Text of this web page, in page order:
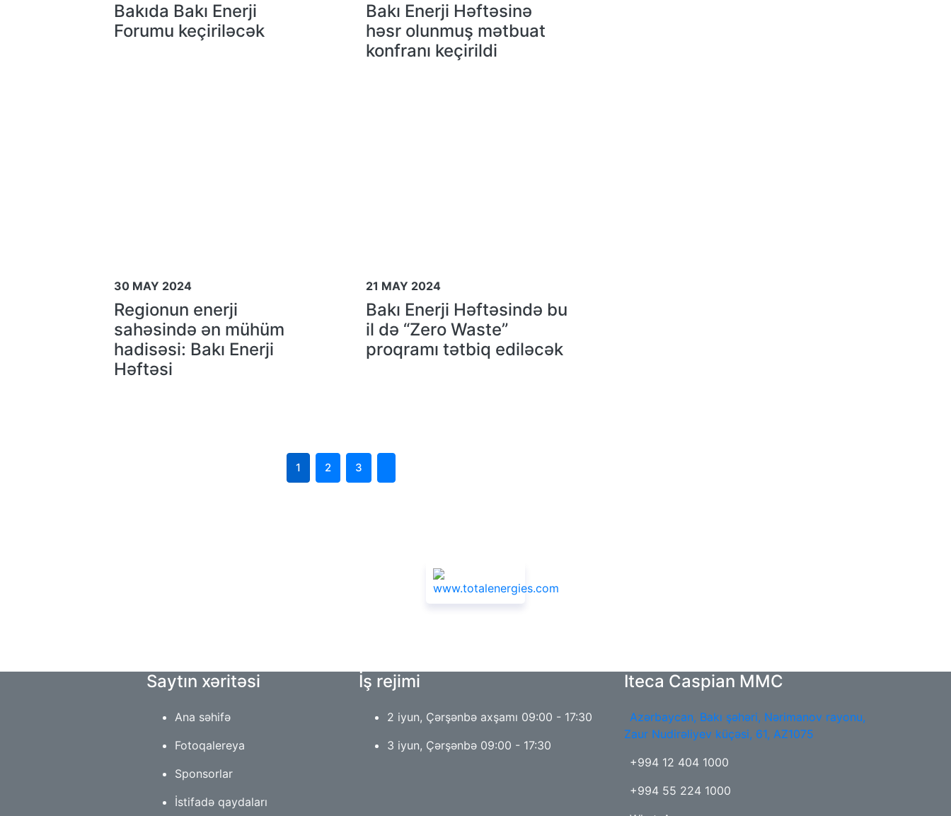
Bakıda Bakı Enerji
Forumu keçiriləcək
Bakı Enerji Həftəsinə
həsr olunmuş mətbuat
konfranı keçirildi
30 MAY 2024
Regionun enerji
sahəsində ən mühüm
hadisəsi: Bakı Enerji
Həftəsi
21 MAY 2024
Bakı Enerji Həftəsində bu
il də “Zero Waste”
proqramı tətbiq ediləcək
1 2 3
Saytın xəritəsi
Ana səhifə
Fotoqalereya
Sponsorlar
İstifadə qaydaları
İş rejimi
2 iyun, Çərşənbə axşamı 09:00 - 17:30
3 iyun, Çərşənbə 09:00 - 17:30
Iteca Caspian MMC
Azərbaycan, Bakı şəhəri, Nərimanov rayonu,
Zaur Nudirəliyev küçəsi, 61, AZ1075
+994 12 404 1000
+994 55 224 1000